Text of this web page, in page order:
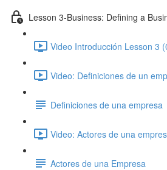
Lesson 3-Business: Defining a
Video Introducción Lesson 3
Video: Definiciones de un
Definiciones de una empresa
Video: Actores de una
Actores de una Empresa